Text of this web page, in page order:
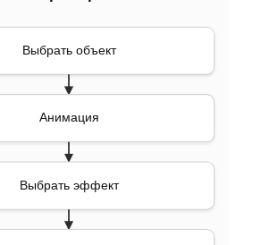
Выбрать объект
Анимация
Выбрать эффект